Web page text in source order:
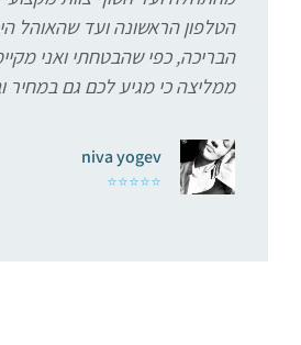
הטלפון הראשונה ועד שהאוהל
הבריכה, כפי שהבטחתי ואני
ממליצה כי מגיע לכם גם במחיר
niva yogev
⭐⭐⭐⭐⭐